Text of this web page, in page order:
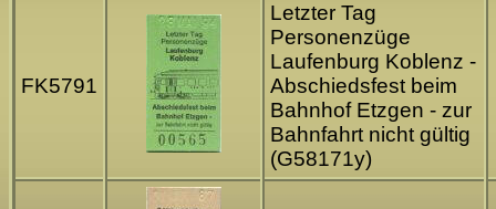
FK5791
Letzter Tag
Personenzüge
Laufenburg Koblenz -
Abschiedsfest beim
Bahnhof Etzgen - zur
Bahnfahrt nicht gültig
(G58171y)